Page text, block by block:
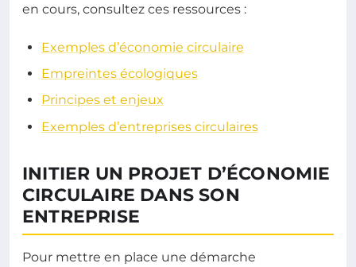
en cours, consultez ces ressources :
Exemples d’économie circulaire
Empreintes écologiques
Principes et enjeux
Exemples d’entreprises circulaires
INITIER UN PROJET D’ÉCONOMIE
CIRCULAIRE DANS SON
ENTREPRISE
Pour mettre en place une démarche